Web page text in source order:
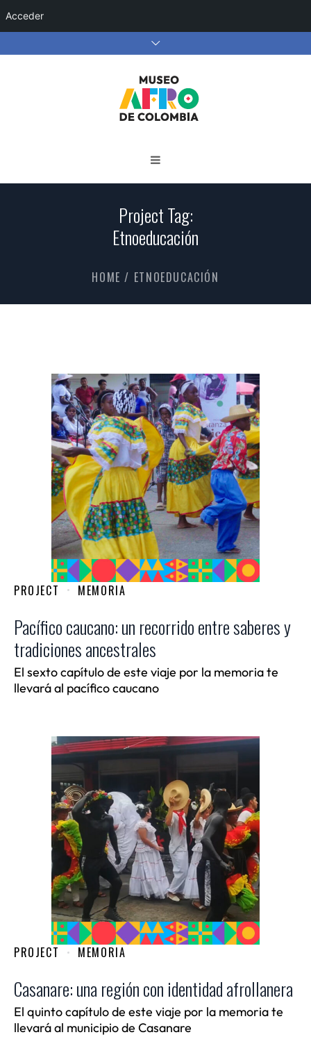
Acceder
Project Tag:
Etnoeducación
HOME / ETNOEDUCACIÓN
PROJECT MEMORIA
Pacífico caucano: un recorrido entre saberes y
tradiciones ancestrales
El sexto capítulo de este viaje por la memoria te
llevará al pacífico caucano
PROJECT MEMORIA
Casanare: una región con identidad afrollanera
El quinto capítulo de este viaje por la memoria te
llevará al municipio de Casanare